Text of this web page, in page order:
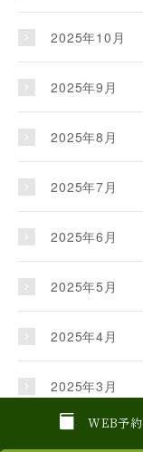
W EB予約
2025年10月
2025年9月
2025年8月
2025年7月
2025年6月
2025年5月
2025年4月
2025年3月
2025年2月